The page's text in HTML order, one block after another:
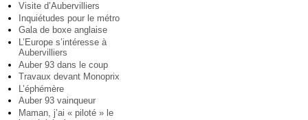
Visite d’Aubervilliers
Inquiétudes pour le métro
Gala de boxe anglaise
L’Europe s’intéresse à
Aubervilliers
Auber 93 dans le coup
Travaux devant Monoprix
L’éphémère
Auber 93 vainqueur
Maman, j’ai « piloté » le